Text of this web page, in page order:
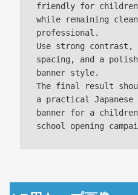
friendly for children
while remaining clean
professional.
Use strong contrast,
spacing, and a
banner style.
The final result
a practical Japanese
banner for a